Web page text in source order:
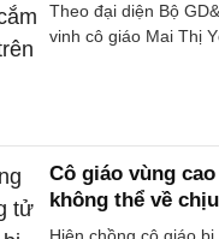
Theo đại diện Bộ
vinh cô giáo Mai Thị
Cô giáo vùng
không thể về